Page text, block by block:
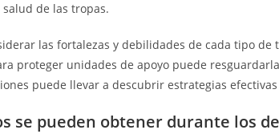
de las tropas.
las fortalezas y debilidades de cada tipo
proteger unidades de apoyo puede
puede llevar a descubrir estrategias
se pueden obtener durante los